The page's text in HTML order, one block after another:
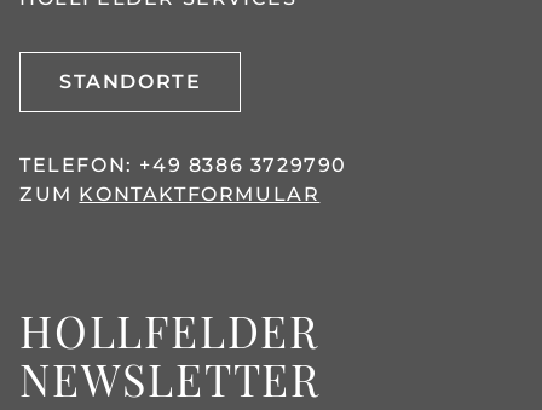
STANDORTE
TELEFON: +49 8386 3729790
ZUM KONTAKTFORMULAR
HOLLFELDER
NEWSLETTER